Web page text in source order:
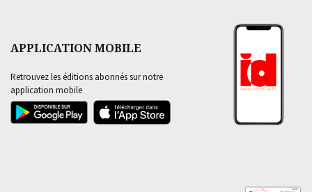
APPLICATION MOBILE
Retrouvez les éditions abonnés sur notre
application mobile